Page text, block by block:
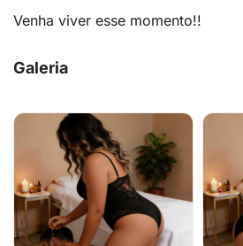
Venha viver esse momento!!
Galeria